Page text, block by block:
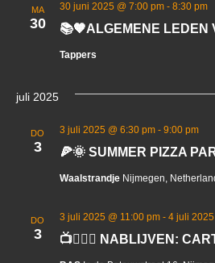
MA
30 📚🧡ALGEMENE LEDEN
30 juni 2025 @ 7:00 pm- 8:30 pm
Tappers
juli 2025
DO
3 🍕🌞 SUMMER PIZZA
3 juli 2025 @ 6:30 pm- 9:00 pm
Waalstrandje Nijmegen,
DO
3 📺🦸🏻‍♂ NABLIJVEN:
3 juli 2025 @ 11:00 pm- 4 juli